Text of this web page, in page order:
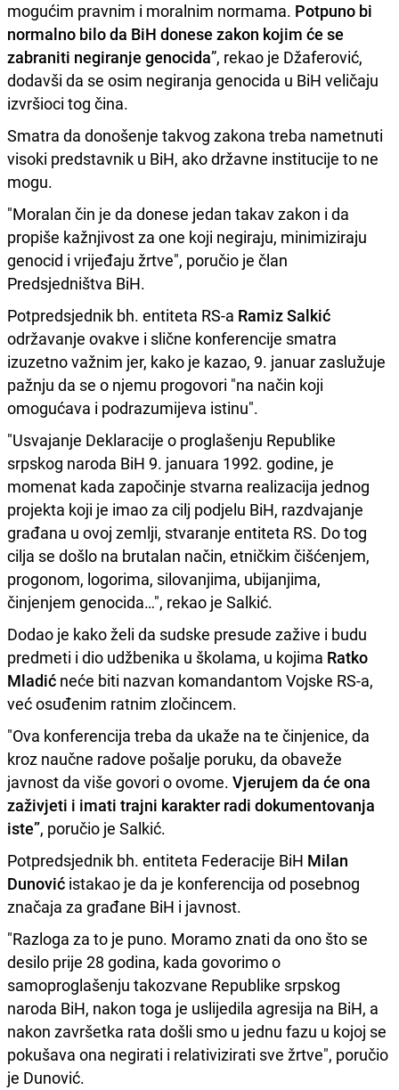
mogućim pravnim i moralnim normama. Potpuno bi
normalno bilo da BiH donese zakon kojim će se
zabraniti negiranje genocida”, rekao je Džaferović,
dodavši da se osim negiranja genocida u BiH veličaju
izvršioci tog čina.
Smatra da donošenje takvog zakona treba nametnuti
visoki predstavnik u BiH, ako državne institucije to ne
mogu.
"Moralan čin je da donese jedan takav zakon i da
propiše kažnjivost za one koji negiraju, minimiziraju
genocid i vrijeđaju žrtve", poručio je član
Predsjedništva BiH.
Potpredsjednik bh. entiteta RS-a Ramiz Salkić
održavanje ovakve i slične konferencije smatra
izuzetno važnim jer, kako je kazao, 9. januar zaslužuje
pažnju da se o njemu progovori "na način koji
omogućava i podrazumijeva istinu".
"Usvajanje Deklaracije o proglašenju Republike
srpskog naroda BiH 9. januara 1992. godine, je
momenat kada započinje stvarna realizacija jednog
projekta koji je imao za cilj podjelu BiH, razdvajanje
građana u ovoj zemlji, stvaranje entiteta RS. Do tog
cilja se došlo na brutalan način, etničkim čišćenjem,
progonom, logorima, silovanjima, ubijanjima,
činjenjem genocida…", rekao je Salkić.
Dodao je kako želi da sudske presude zažive i budu
predmeti i dio udžbenika u školama, u kojima Ratko
Mladić neće biti nazvan komandantom Vojske RS-a,
već osuđenim ratnim zločincem.
"Ova konferencija treba da ukaže na te činjenice, da
kroz naučne radove pošalje poruku, da obaveže
javnost da više govori o ovome. Vjerujem da će ona
zaživjeti i imati trajni karakter radi dokumentovanja
iste”, poručio je Salkić.
Potpredsjednik bh. entiteta Federacije BiH Milan
Dunović istakao je da je konferencija od posebnog
značaja za građane BiH i javnost.
"Razloga za to je puno. Moramo znati da ono što se
desilo prije 28 godina, kada govorimo o
samoproglašenju takozvane Republike srpskog
naroda BiH, nakon toga je uslijedila agresija na BiH, a
nakon završetka rata došli smo u jednu fazu u kojoj se
pokušava ona negirati i relativizirati sve žrtve", poručio
je Dunović.